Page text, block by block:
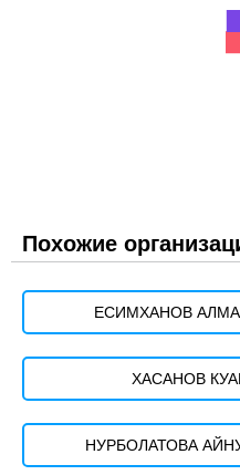
Похожие
ЕСИМХАНОВ
ХАСАНОВ
НУРБОЛАТОВА